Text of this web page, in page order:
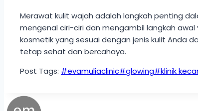
Merawat kulit wajah adalah langkah penting
mengenal ciri-ciri dan mengambil langkah
kosmetik yang sesuai dengan jenis kulit Anda
tetap sehat dan bercahaya.
Post Tags: #evamuliaclinic#glowing#klinik